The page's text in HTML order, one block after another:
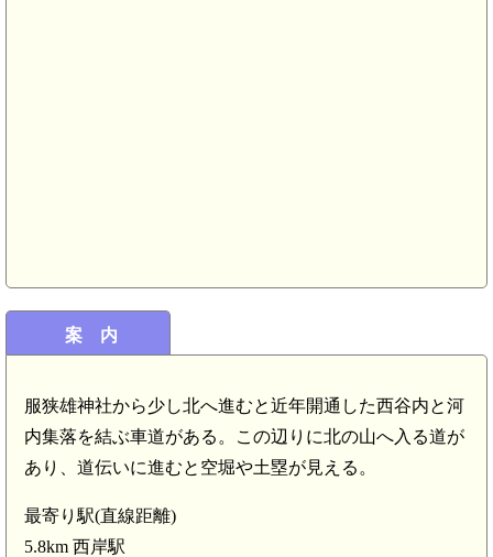
案 内
服狭雄神社から少し北へ進むと近年開通した西谷内と河
内集落を結ぶ車道がある。この辺りに北の山へ入る道が
あり、道伝いに進むと空堀や土塁が見える。
最寄り駅(直線距離)
5.8km 西岸駅